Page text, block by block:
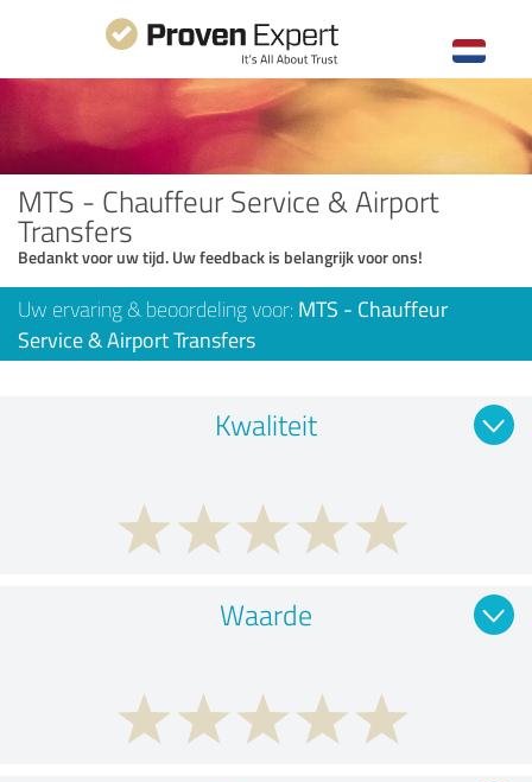
MTS - Chauffeur Service & Airport
Transfers
Bedankt voor uw tijd. Uw feedback is belangrijk voor ons!
Uw ervaring & beoordeling voor: MTS - Chauffeur
Service & Airport Transfers
Kwaliteit
Waarde